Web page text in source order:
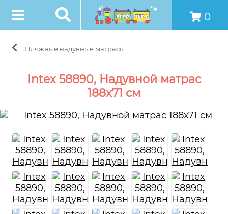
0
Пляжные надувные матрасы
Intex 58890, Надувной матрас
188х71 см